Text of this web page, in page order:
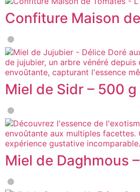
Confiture Maison
Miel de Sidr – 500 g
Miel de Daghmous